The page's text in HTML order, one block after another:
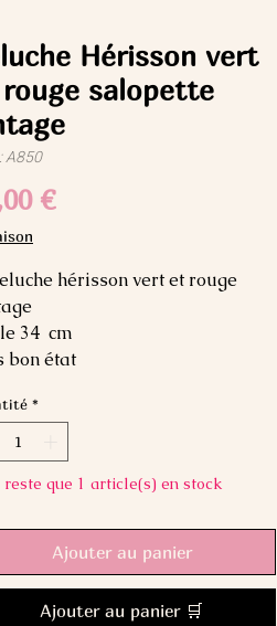
Hérisson vert
salopette
A850
€Prix
hérisson vert et rouge
34 cm
bon état
*
reste que 1 article(s) en stock
Ajouter au panier
Ajouter au panier 🛒